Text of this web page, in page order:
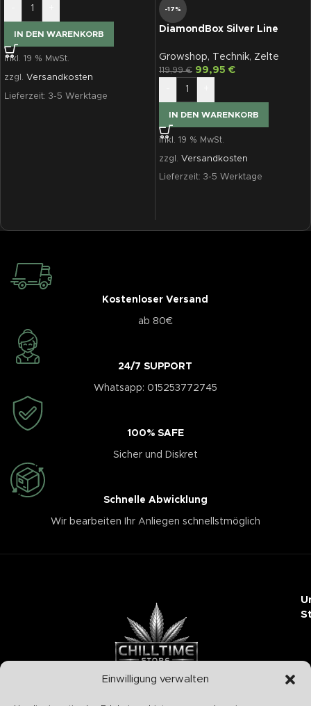
Einwilligung verwalten
IN DEN WARENKORB
inkl. 19 % MwSt.
zzgl. Versandkosten
Lieferzeit: 3-5 Werktage
-17%
DiamondBox Silver Line
Growshop, Technik, Zelte
119,99€ 99,95 €
IN DEN WARENKORB
inkl. 19 % MwSt.
zzgl. Versandkosten
Lieferzeit: 3-5 Werktage
Kostenloser Versand
ab 80€
24/7 SUPPORT
Whatsapp: 015253772745
100% SAFE
Sicher und Diskret
Schnelle Abwicklung
Wir bearbeiten Ihr Anliegen schnellstmöglich